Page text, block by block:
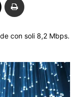
con soli 8,2 Mbps.